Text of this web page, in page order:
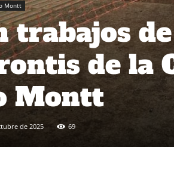
Montt
trabajos
de la
Montt
de 2025 69